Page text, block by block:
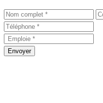
Envoyer